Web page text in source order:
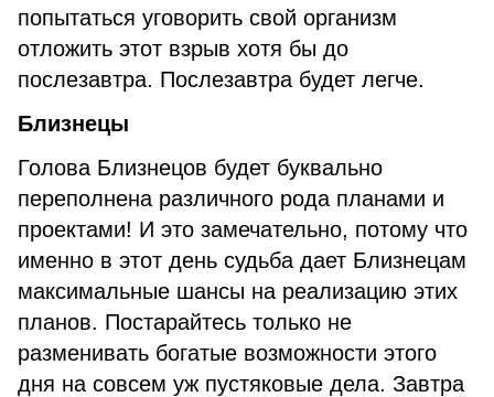
попытаться уговорить свой организм
отложить этот взрыв хотя бы до
послезавтра. Послезавтра будет легче.
Близнецы
Голова Близнецов будет буквально
переполнена различного рода планами и
проектами! И это замечательно, потому что
именно в этот день судьба дает Близнецам
максимальные шансы на реализацию этих
планов. Постарайтесь только не
разменивать богатые возможности этого
дня на совсем уж пустяковые дела. Завтра